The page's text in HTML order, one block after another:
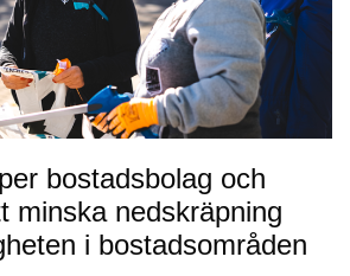
bostadsbolag och
minska nedskräpning
i bostadsområden